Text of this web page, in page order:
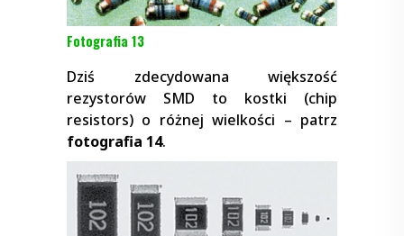
Fotografia 13
Dziś zdecydowana większość
rezystorów SMD to kostki (chip
resistors) o różnej wielkości – patrz
fotografia 14.